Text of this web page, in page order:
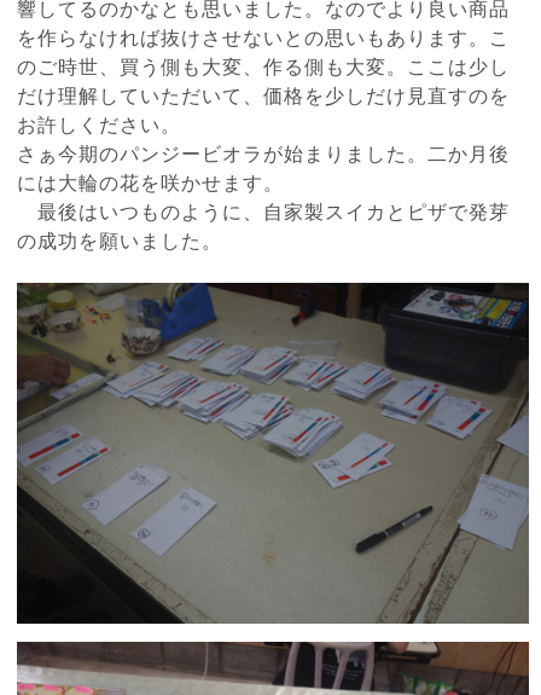
響してるのかなとも思いました。なのでより良い商品
を作らなければ抜けさせないとの思いもあります。こ
のご時世、買う側も大変、作る側も大変。ここは少し
だけ理解していただいて、価格を少しだけ見直すのを
お許しください。
さぁ今期のパンジービオラが始まりました。二か月後
には大輪の花を咲かせます。
最後はいつものように、自家製スイカとピザで発芽
の成功を願いました。